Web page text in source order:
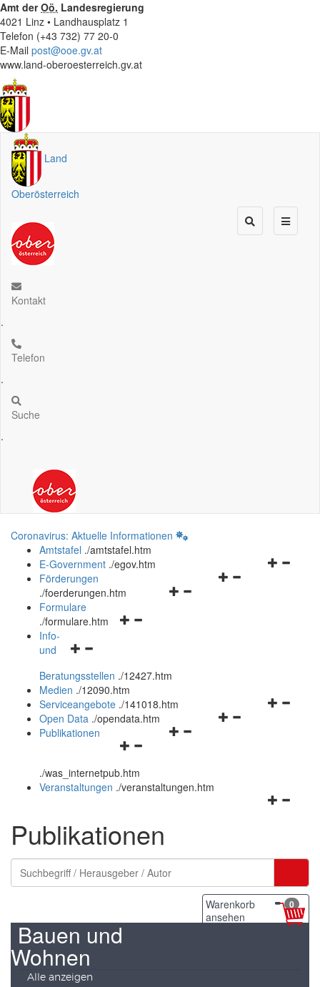
Amt derOö. Landesregierung
4021 Linz • Landhausplatz 1
Telefon (+43 732) 77 20-0
E-Mail post@ooe.gv.at
www.land-oberoesterreich.gv.at
Land
Oberösterreich
Kontakt
.
Telefon
.
Suche
.
Coronavirus: Aktuelle Informationen
Amtstafel ./amtstafel.htm
Navigationsmenü
E-Government ./egov.htm
Navigationsmenü
Förderungen
./foerderungen.htm
Navigationsmenü
Formulare
./formulare.htm
Navigationsmenü
und
schließen
Info-
und
Beratungsstellen ./12427.htm
Medien ./12090.htm
Navigationsmenü
Serviceangebote ./141018.htm
Navigationsmenü
Open Data ./opendata.htm
Navigationsmenü
und
schließen
Publikationen
./was_internetpub.htm
Veranstaltungen ./veranstaltungen.htm
Publikationen
Warenkorb
ansehen
0
Bauen und
Wohnen
Alle anzeigen